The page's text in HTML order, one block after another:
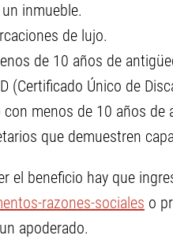
inmueble.
de lujo.
de 10 años de
(Certificado Único de
menos de 10 años de
que demuestren
el beneficio hay que
razones-sociales o
apoderado.